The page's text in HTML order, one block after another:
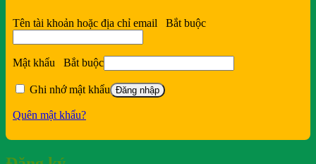
Tên tài khoản hoặc địa chỉ email Bắt buộc
Mật khẩu Bắt buộc
Ghi nhớ mật khẩu Đăng nhập
Quên mật khẩu?